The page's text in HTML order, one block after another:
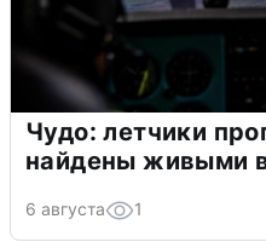
Чудо: летчики
найдены живыми
6 августа 1